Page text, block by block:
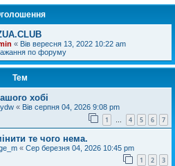
« Вів вересня 13, 2022 10:22 am
по форуму
Тем
хобі
« Вів серпня 04, 2026 9:08 pm
1 … 4 5 6 7
те чого нема.
« Сер березня 04, 2026 10:45 pm
1 2 3